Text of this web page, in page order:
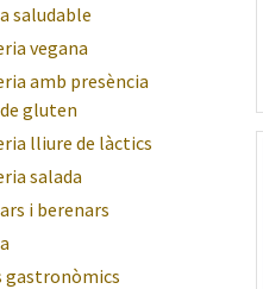
saludable
vegana
amb presència
gluten
lliure de làctics
salada
i berenars
gastronòmics